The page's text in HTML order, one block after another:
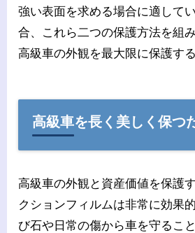
強い表面を求める場合に適して
合、これら二つの保護方法を組
高級車の外観を最大限に保護す
高級車を長く美しく保つ
高級車の外観と資産価値を保護
クションフィルムは非常に効果
び石や日常の傷から車を守るこ